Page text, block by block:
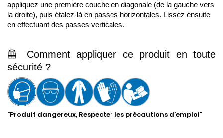
appliquez une première couche en diagonale (de la gauche vers
la droite), puis étalez-là en passes horizontales. Lissez ensuite
en effectuant des passes verticales.
🦺 Comment appliquer ce produit en toute
sécurité ?
"Produit dangereux, Respecter les précautions d'emploi"